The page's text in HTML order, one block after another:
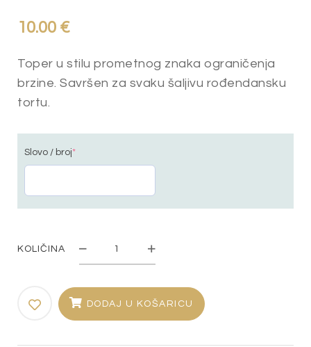
10.00 €
Toper u stilu prometnog znaka ograničenja
brzine. Savršen za svaku šaljivu rođendansku
tortu.
Slovo / broj*
KOLIČINA
Toper
DODAJ U KOŠARICU